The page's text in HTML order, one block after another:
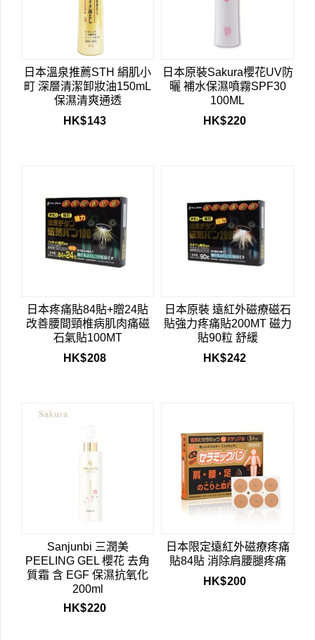
日本溫泉推薦STH 絹肌小
町 深層清潔卸妝油150mL
保濕清爽通透
HK$143
日本原裝Sakura櫻花UV防
曬 補水保濕噴霧SPF30
100ML
HK$220
日本疼痛貼84貼+贈24貼
改善腰間頸椎病肌肉痛磁
石氣貼100MT
HK$208
日本原裝 遠紅外磁療磁石
貼強力疼痛貼200MT 磁力
貼90粒 舒緩
HK$242
Sanjunbi 三潤美
PEELING GEL 櫻花 去角
質霜 含 EGF 保濕抗氧化
200ml
HK$220
日本限定遠紅外磁療疼痛
貼84貼 消除肩腰腿疼痛
HK$200